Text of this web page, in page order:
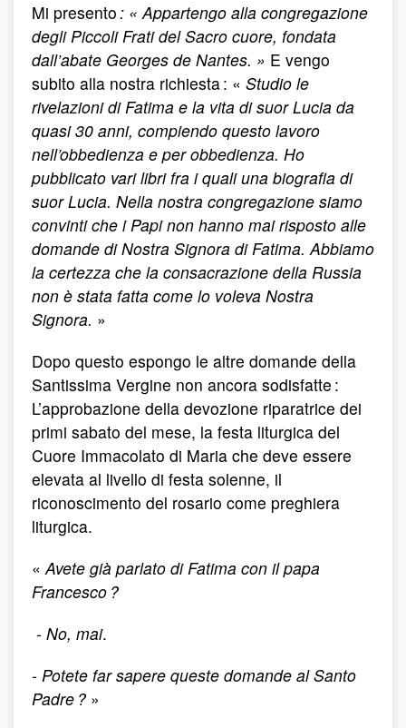
Mi presento: « Appartengo alla congregazione
degli Piccoli Frati del Sacro cuore, fondata
dall’abate Georges de Nantes. » E vengo
subito alla nostra richiesta : « Studio le
rivelazioni di Fatima e la vita di suor Lucia da
quasi 30 anni, compiendo questo lavoro
nell’obbedienza e per obbedienza. Ho
pubblicato vari libri fra i quali una biografia di
suor Lucia. Nella nostra congregazione siamo
convinti che i Papi non hanno mai risposto alle
domande di Nostra Signora di Fatima. Abbiamo
la certezza che la consacrazione della Russia
non è stata fatta come lo voleva Nostra
Signora. »
Dopo questo espongo le altre domande della
Santissima Vergine non ancora sodisfatte :
L’approbazione della devozione riparatrice dei
primi sabato del mese, la festa liturgica del
Cuore Immacolato di Maria che deve essere
elevata al livello di festa solenne, il
riconoscimento del rosario come preghiera
liturgica.
« Avete già parlato di Fatima con il papa
Francesco ?
- No, mai.
- Potete far sapere queste domande al Santo
Padre ? »